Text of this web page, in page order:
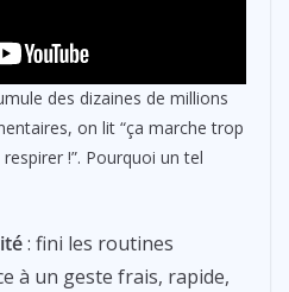
des dizaines de millions
on lit “ça marche trop
!”. Pourquoi un tel
: fini les routines
à un geste frais, rapide,